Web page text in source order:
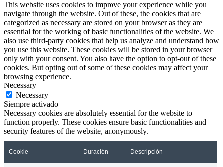
This website uses cookies to improve your experience while you
navigate through the website. Out of these, the cookies that are
categorized as necessary are stored on your browser as they are
essential for the working of basic functionalities of the website. We
also use third-party cookies that help us analyze and understand how
you use this website. These cookies will be stored in your browser
only with your consent. You also have the option to opt-out of these
cookies. But opting out of some of these cookies may affect your
browsing experience.
Necessary
Necessary
Siempre activado
Necessary cookies are absolutely essential for the website to
function properly. These cookies ensure basic functionalities and
security features of the website, anonymously.
Cookie Duración Descripción